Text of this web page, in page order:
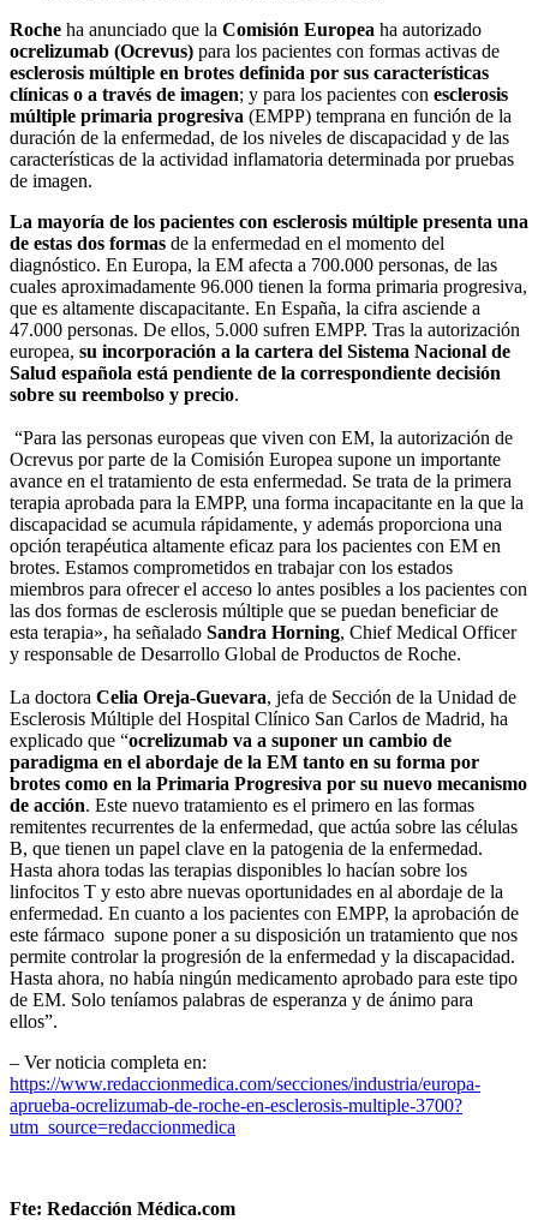
Roche ha anunciado que la Comisión Europea ha autorizado
ocrelizumab (Ocrevus) para los pacientes con formas activas de
esclerosis múltiple en brotes definida por sus características
clínicas o a través de imagen; y para los pacientes con esclerosis
múltiple primaria progresiva (EMPP) temprana en función de la
duración de la enfermedad, de los niveles de discapacidad y de las
características de la actividad inflamatoria determinada por pruebas
de imagen.
La mayoría de los pacientes con esclerosis múltiple presenta una
de estas dos formas de la enfermedad en el momento del
diagnóstico. En Europa, la EM afecta a 700.000 personas, de las
cuales aproximadamente 96.000 tienen la forma primaria progresiva,
que es altamente discapacitante. En España, la cifra asciende a
47.000 personas. De ellos, 5.000 sufren EMPP. Tras la autorización
europea, su incorporación a la cartera del Sistema Nacional de
Salud española está pendiente de la correspondiente decisión
sobre su reembolso y precio.
“Para las personas europeas que viven con EM, la autorización de
Ocrevus por parte de la Comisión Europea supone un importante
avance en el tratamiento de esta enfermedad. Se trata de la primera
terapia aprobada para la EMPP, una forma incapacitante en la que la
discapacidad se acumula rápidamente, y además proporciona una
opción terapéutica altamente eficaz para los pacientes con EM en
brotes. Estamos comprometidos en trabajar con los estados
miembros para ofrecer el acceso lo antes posibles a los pacientes con
las dos formas de esclerosis múltiple que se puedan beneficiar de
esta terapia», ha señalado Sandra Horning, Chief Medical Officer
y responsable de Desarrollo Global de Productos de Roche.
La doctora Celia Oreja-Guevara, jefa de Sección de la Unidad de
Esclerosis Múltiple del Hospital Clínico San Carlos de Madrid, ha
explicado que “ocrelizumab va a suponer un cambio de
paradigma en el abordaje de la EM tanto en su forma por
brotes como en la Primaria Progresiva por su nuevo mecanismo
de acción. Este nuevo tratamiento es el primero en las formas
remitentes recurrentes de la enfermedad, que actúa sobre las células
B, que tienen un papel clave en la patogenia de la enfermedad.
Hasta ahora todas las terapias disponibles lo hacían sobre los
linfocitos T y esto abre nuevas oportunidades en al abordaje de la
enfermedad. En cuanto a los pacientes con EMPP, la aprobación de
este fármaco supone poner a su disposición un tratamiento que nos
permite controlar la progresión de la enfermedad y la discapacidad.
Hasta ahora, no había ningún medicamento aprobado para este tipo
de EM. Solo teníamos palabras de esperanza y de ánimo para
ellos”.
– Ver noticia completa en:
https://www.redaccionmedica.com/secciones/industria/europa-
aprueba-ocrelizumab-de-roche-en-esclerosis-multiple-3700?
utm_source=redaccionmedica
Fte: Redacción Médica.com